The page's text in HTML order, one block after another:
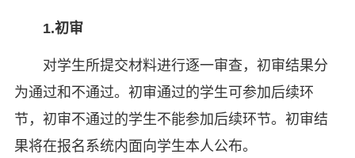
1.初审
对学生所提交材料进行逐一审查，初审结果分
为通过和不通过。初审通过的学生可参加后续环
节，初审不通过的学生不能参加后续环节。初审结
果将在报名系统内面向学生本人公布。